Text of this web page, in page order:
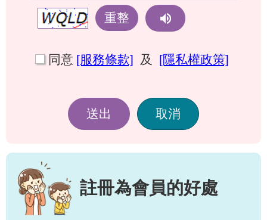
同意 [服務條款] 及 [隱私權政策]
送出 取消
註冊為會員的好處